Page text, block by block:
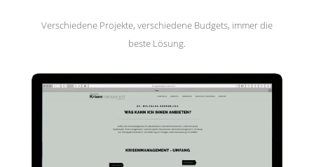
Verschiedene Projekte, verschiedene Budgets, immer die
beste Lösung.